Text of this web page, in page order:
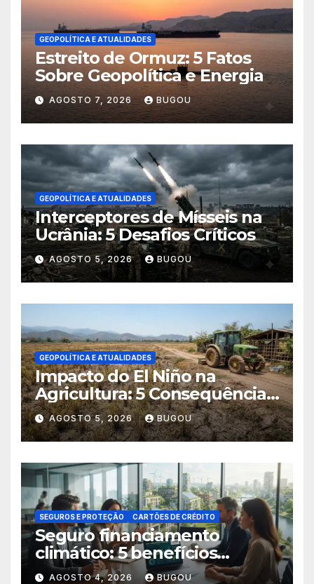
GEOPOLÍTICA E ATUALIDADES
Estreito de Ormuz: 5 Fatos
Sobre Geopolítica e Energia
AGOSTO 7, 2026 BUGOU
GEOPOLÍTICA E ATUALIDADES
Interceptores de Mísseis na
Ucrânia: 5 Desafios Críticos
AGOSTO 5, 2026 BUGOU
GEOPOLÍTICA E ATUALIDADES
Impacto do El Niño na
Agricultura: 5 Consequências
Críticas
AGOSTO 5, 2026 BUGOU
SEGUROS E PROTEÇÃO CARTÕES DE CRÉDITO
Seguro financiamento
climático: 5 benefícios
essenciais
AGOSTO 4, 2026 BUGOU